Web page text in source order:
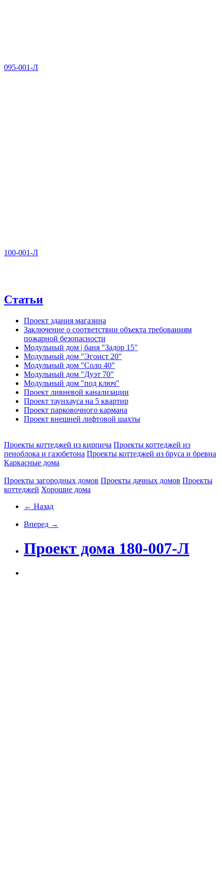
095-001-Л
100-001-Л
Статьи
Проект здания магазина
Заключение о соответствии объекта требованиям
пожарной безопасности
Модульный дом | баня "Задор 15"
Модульный дом "Эгоист 20"
Модульный дом "Соло 40"
Модульный дом "Дуэт 70"
Модульный дом "под ключ"
Проект ливневой канализации
Проект таунхауса на 5 квартир
Проект парковочного кармана
Проект внешней лифтовой шахты
Проекты коттеджей из кирпича Проекты коттеджей из
пеноблока и газобетона Проекты коттеджей из бруса и бревна
Каркасные дома
Проекты загородных домов Проекты дачных домов Проекты
коттеджей Хорошие дома
← Назад
Вперед →
Проект дома 180-007-Л